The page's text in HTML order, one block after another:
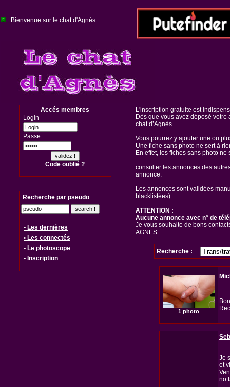
Bienvenue sur le chat d'Agnès
Accés membres
Login
Passe
Code oublié ?
Recherche par pseudo
• Les dernières
• Les connectés
• Le photoscope
• Inscription
L'inscription gratuite est
Dès que vous avez déposé
chat d’Agnès
Vous pourrez y ajouter une ou
Une fiche sans photo ne sert à
En effet, les fiches sans photo
consulter les annonces des
annonce.
Les annonces sont validées
blacklistées).
ATTENTION :
Aucune annonce avec n° de
Je vous souhaite de bons
AGNES
Recherche :
1 photo
Je
et
no